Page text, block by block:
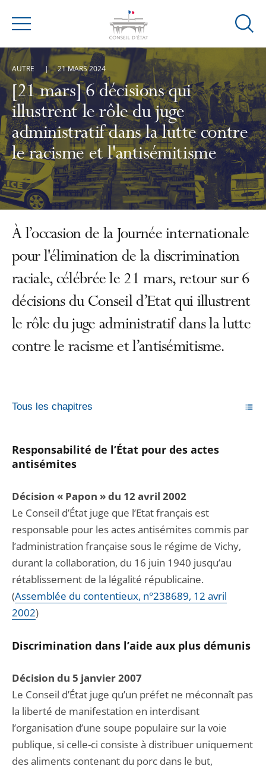
Menu
Ouvrir
[21 mars] 6 décisions qui
illustrent le rôle du juge
administratif dans la lutte contre
le racisme et l'antisémitisme
AUTRE 21 MARS 2024
À l’occasion de la Journée internationale
pour l'élimination de la discrimination
raciale, célébrée le 21 mars, retour sur 6
décisions du Conseil d’Etat qui illustrent
le rôle du juge administratif dans la lutte
contre le racisme et l’antisémitisme.
Tous les chapitres
Responsabilité de l’État pour des actes
antisémites
Décision « Papon » du 12 avril 2002
Le Conseil d’État juge que l’Etat français est
responsable pour les actes antisémites commis par
l’administration française sous le régime de Vichy,
durant la collaboration, du 16 juin 1940 jusqu’au
rétablissement de la légalité républicaine.
(Assemblée du contentieux, n°238689, 12 avril
2002)
Discrimination dans l’aide aux plus démunis
Décision du 5 janvier 2007
Le Conseil d’État juge qu’un préfet ne méconnaît pas
la liberté de manifestation en interdisant
l’organisation d’une soupe populaire sur la voie
publique, si celle-ci consiste à distribuer uniquement
des aliments contenant du porc dans le but,